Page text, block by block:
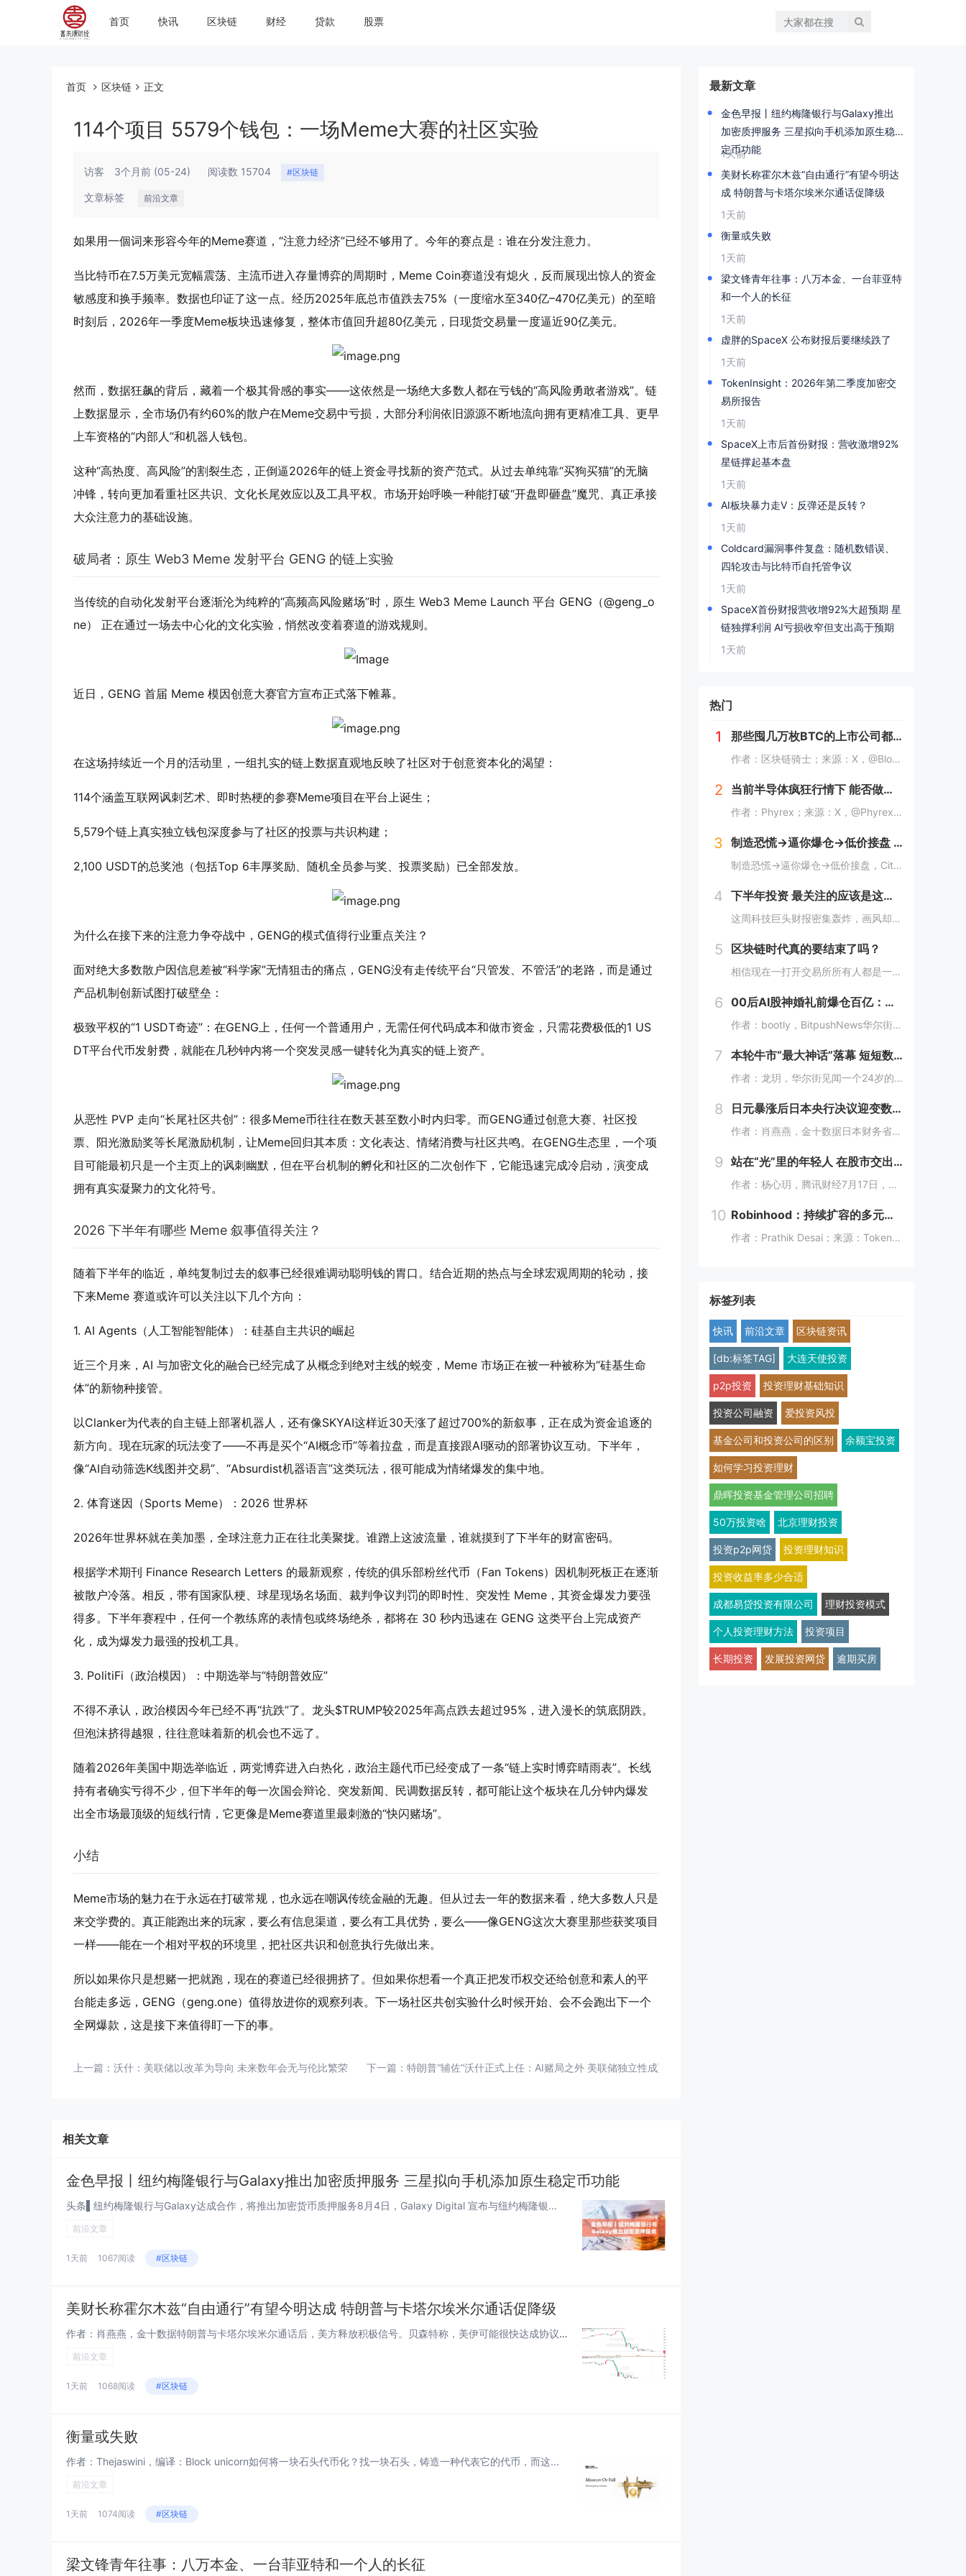
首页 快讯 区块链 财经 贷款 股票
首页 区块链 正文
114个项目 5579个钱包：一场Meme大赛的社区实验
访客 3个月前 (05-24) 阅读数 15704 #区块链
文章标签 前沿文章
如果用一個词来形容今年的Meme赛道，“注意力经济”已经不够用了。今年的赛点是：谁在分发注意力。
当比特币在7.5万美元宽幅震荡、主流币进入存量博弈的周期时，Meme Coin赛道没有熄火，反而展现出惊人的资金
敏感度和换手频率。数据也印证了这一点。经历2025年底总市值跌去75%（一度缩水至340亿–470亿美元）的至暗
时刻后，2026年一季度Meme板块迅速修复，整体市值回升超80亿美元，日现货交易量一度逼近90亿美元。
然而，数据狂飙的背后，藏着一个极其骨感的事实——这依然是一场绝大多数人都在亏钱的“高风险勇敢者游戏”。链
上数据显示，全市场仍有约60%的散户在Meme交易中亏损，大部分利润依旧源源不断地流向拥有更精准工具、更早
上车资格的“内部人”和机器人钱包。
这种“高热度、高风险”的割裂生态，正倒逼2026年的链上资金寻找新的资产范式。从过去单纯靠“买狗买猫”的无脑
冲锋，转向更加看重社区共识、文化长尾效应以及工具平权。市场开始呼唤一种能打破“开盘即砸盘”魔咒、真正承接
大众注意力的基础设施。
破局者：原生 Web3 Meme 发射平台 GENG 的链上实验
当传统的自动化发射平台逐渐沦为纯粹的“高频高风险赌场”时，原生 Web3 Meme Launch 平台 GENG（@geng_o
ne） 正在通过一场去中心化的文化实验，悄然改变着赛道的游戏规则。
近日，GENG 首届 Meme 模因创意大赛官方宣布正式落下帷幕。
在这场持续近一个月的活动里，一组扎实的链上数据直观地反映了社区对于创意资本化的渴望：
114个涵盖互联网讽刺艺术、即时热梗的参赛Meme项目在平台上诞生；
5,579个链上真实独立钱包深度参与了社区的投票与共识构建；
2,100 USDT的总奖池（包括Top 6丰厚奖励、随机全员参与奖、投票奖励）已全部发放。
为什么在接下来的注意力争夺战中，GENG的模式值得行业重点关注？
面对绝大多数散户因信息差被“科学家”无情狙击的痛点，GENG没有走传统平台“只管发、不管活”的老路，而是通过
产品机制创新试图打破壁垒：
极致平权的“1 USDT奇迹”：在GENG上，任何一个普通用户，无需任何代码成本和做市资金，只需花费极低的1 US
DT平台代币发射费，就能在几秒钟内将一个突发灵感一键转化为真实的链上资产。
从恶性 PVP 走向“长尾社区共创”：很多Meme币往往在数天甚至数小时内归零。而GENG通过创意大赛、社区投
票、阳光激励奖等长尾激励机制，让Meme回归其本质：文化表达、情绪消费与社区共鸣。在GENG生态里，一个项
目可能最初只是一个主页上的讽刺幽默，但在平台机制的孵化和社区的二次创作下，它能迅速完成冷启动，演变成
拥有真实凝聚力的文化符号。
2026 下半年有哪些 Meme 叙事值得关注？
随着下半年的临近，单纯复制过去的叙事已经很难调动聪明钱的胃口。结合近期的热点与全球宏观周期的轮动，接
下来Meme 赛道或许可以关注以下几个方向：
1. AI Agents（人工智能智能体）：硅基自主共识的崛起
近三个月来，AI 与加密文化的融合已经完成了从概念到绝对主线的蜕变，Meme 市场正在被一种被称为“硅基生命
体”的新物种接管。
以Clanker为代表的自主链上部署机器人，还有像SKYAI这样近30天涨了超过700%的新叙事，正在成为资金追逐的
新方向。现在玩家的玩法变了——不再是买个“AI概念币”等着拉盘，而是直接跟AI驱动的部署协议互动。下半年，
像“AI自动筛选K线图并交易”、“Absurdist机器语言”这类玩法，很可能成为情绪爆发的集中地。
2. 体育迷因（Sports Meme）：2026 世界杯
2026年世界杯就在美加墨，全球注意力正在往北美聚拢。谁蹭上这波流量，谁就摸到了下半年的财富密码。
根据学术期刊 Finance Research Letters 的最新观察，传统的俱乐部粉丝代币（Fan Tokens）因机制死板正在逐渐
被散户冷落。相反，带有国家队梗、球星现场名场面、裁判争议判罚的即时性、突发性 Meme，其资金爆发力要强
得多。下半年赛程中，任何一个教练席的表情包或终场绝杀，都将在 30 秒内迅速在 GENG 这类平台上完成资产
化，成为爆发力最强的投机工具。
3. PolitiFi（政治模因）：中期选举与“特朗普效应”
不得不承认，政治模因今年已经不再“抗跌”了。龙头$TRUMP较2025年高点跌去超过95%，进入漫长的筑底阴跌。
但泡沫挤得越狠，往往意味着新的机会也不远了。
随着2026年美国中期选举临近，两党博弈进入白热化，政治主题代币已经变成了一条“链上实时博弈晴雨表”。长线
持有者确实亏得不少，但下半年的每一次国会辩论、突发新闻、民调数据反转，都可能让这个板块在几分钟内爆发
出全市场最顶级的短线行情，它更像是Meme赛道里最刺激的“快闪赌场”。
小结
Meme市场的魅力在于永远在打破常规，也永远在嘲讽传统金融的无趣。但从过去一年的数据来看，绝大多数人只是
来交学费的。真正能跑出来的玩家，要么有信息渠道，要么有工具优势，要么——像GENG这次大赛里那些获奖项目
一样——能在一个相对平权的环境里，把社区共识和创意执行先做出来。
所以如果你只是想赌一把就跑，现在的赛道已经很拥挤了。但如果你想看一个真正把发币权交还给创意和素人的平
台能走多远，GENG（geng.one）值得放进你的观察列表。下一场社区共创实验什么时候开始、会不会跑出下一个
全网爆款，这是接下来值得盯一下的事。
上一篇： 沃什：美联储以改革为导向 未来数年会无与伦比繁荣 下一篇： 特朗普“辅佐”沃什正式上任：AI赌局之外 美联储独立性成更紧要的战争
相关文章
金色早报丨纽约梅隆银行与Galaxy推出加密质押服务 三星拟向手机添加原生稳定币功能
头条▌纽约梅隆银行与Galaxy达成合作，将推出加密货币质押服务8月4日，Galaxy Digital 宣布与纽约梅隆银...
前沿文章
1天前 1067阅读 #区块链
美财长称霍尔木兹“自由通行”有望今明达成 特朗普与卡塔尔埃米尔通话促降级
作者：肖燕燕，金十数据特朗普与卡塔尔埃米尔通话后，美方释放积极信号。贝森特称，美伊可能很快达成协议，开放霍尔木兹海峡并恢...
前沿文章
1天前 1068阅读 #区块链
衡量或失败
作者：Thejaswini，编译：Block unicorn如何将一块石头代币化？找一块石头，铸造一种代表它的代币，而这...
前沿文章
1天前 1074阅读 #区块链
梁文锋青年往事：八万本金、一台菲亚特和一个人的长征
最新文章
金色早报丨纽约梅隆银行与Galaxy推出
加密质押服务 三星拟向手机添加原生稳
定币功能
1天前
美财长称霍尔木兹“自由通行”有望今明达
成 特朗普与卡塔尔埃米尔通话促降级
1天前
衡量或失败
1天前
梁文锋青年往事：八万本金、一台菲亚特
和一个人的长征
1天前
虚胖的SpaceX 公布财报后要继续跌了
1天前
TokenInsight：2026年第二季度加密交
易所报告
1天前
SpaceX上市后首份财报：营收激增92%
星链撑起基本盘
1天前
AI板块暴力走V：反弹还是反转？
1天前
Coldcard漏洞事件复盘：随机数错误、
四轮攻击与比特币自托管争议
1天前
SpaceX首份财报营收增92%大超预期 星
链独撑利润 AI亏损收窄但支出高于预期
1天前
热门
1 那些囤几万枚BTC的上市公司都怎么样了？
作者：区块链骑士；来源：X，@BlocKnight21近期高盛的一纸清算通知，让Strategy再次被推上了风口浪尖。7月29日到期的挂钩Strategy股票的结构性债券，每1000美元投资仅能收回约217美元，亏损近80%。而问题出在一个...
2 当前半导体疯狂行情下 能否做空长鑫？
作者：Phyrex；来源：X，@PhyrexNi当前半导体惨烈的情况下，我是不是可以做空长鑫？我个人的看法，当前长鑫的估值已经高到我想开始做空了，但上市初期的筹码结构仍然对空头非常不友好。我个人打算先多观察几天，尤其是过了上市前五个无涨跌幅...
3 制造恐慌→逼你爆仓→低价接盘 Citadel这波操作太秀了
制造恐慌→逼你爆仓→低价接盘，Citadel这波操作太秀了。Citadel这波操作，真的秀。“AI股神”Leopold Aschenbrenner的基金Situational Awareness，上半年回报439%，规模一度冲到450亿美元...
4 下半年投资 最关注的应该是这个数字
这周科技巨头财报密集轰炸，画风却很分裂。微软和亚马逊，云业务全线爆发。AWS二季度营收422亿美元，同比增长37%，是18个季度以来最快；Azure更猛，同比增速43%，全财年首次突破1000亿美元。两家股价财报后都是大涨，亚马逊盘后一度涨...
5 区块链时代真的要结束了吗？
相信现在一打开交易所所有人都是一脸懵，成交额榜80%都是美股，前十里就剩个BTC ETH SOL ，涨幅榜直接没了币的身影，清一色美股。这以前可都是山寨币的位置啊! 现在越来越多变成了股票，AI、机器人、航天这些热门股，涨起来一点也不比山...
6 00后AI股神婚礼前爆仓百亿：一场华尔街精心设计的「猎杀」？
作者：bootly，BitpushNews华尔街不相信眼泪，只相信筹码。2026年7月的最后一周，一个00后年轻人用百亿美金的代价，再次验证了这个道理。故事的主角叫Leopold Aschenbrenner。如果你关注AI圈，可能听过这个名...
7 本轮牛市“最大神话”落幕 短短数周“AI股神”被击溃 Citatdel出手收购全部仓位
作者：龙玥，华尔街见闻一个24岁的年轻人，凭一篇预言AI改变世界的长文，在华尔街募到450亿美元，今年上半年爆赚439%。然而，在近期AI板块大跌的这一个月里，他把两年积累的神话，一口气输了个精光。7月30日，华尔街流出一条消息：一家只有8...
8 日元暴涨后日本央行决议迎变数：干预之后 是否再度加息？
作者：肖燕燕，金十数据日本财务省与央行疑似再次介入外汇市场后，周四日元出现逾两年来最大单日涨幅。日本《日经新闻》报道称，日本政府和日本央行可能采取了汇市干预措施，以遏制日元持续疲软的走势。美国财长贝森特表示，“日本可能在（美东时间）周四早些...
9 站在“光”里的年轻人 在股市交出最贵的学费
作者：杨心玥，腾讯财经7月17日，距离收盘还有两分钟，陈娅躲进了公司的厕所。她把隔间门锁上，盯着手机里一片刺眼的绿色。她咬了咬牙，把账户里“财通四子”、通信ETF全部卖掉。当时，这些基金盘中模拟净值跌幅都接近10%。陈娅是近期重仓光模块的年...
10 Robinhood：持续扩容的多元业务版图
作者：Prathik Desai；来源：TokenDispatch；编译：Shaw，喜来顺财经几周前，我将Robinhood称作一站式金融超市，原因是它能够在同一平台满足美国人的各类金融需求。在之前的文章中，我写道：即便Robinhood新...
标签列表
快讯 前沿文章 区块链资讯
[db:标签TAG] 大连天使投资
p2p投资 投资理财基础知识
投资公司融资 爱投资风投
基金公司和投资公司的区别 余额宝投资
如何学习投资理财
鼎晖投资基金管理公司招聘
50万投资啥 北京理财投资
投资p2p网贷 投资理财知识
投资收益率多少合适
成都易贷投资有限公司 理财投资模式
个人投资理财方法 投资项目
长期投资 发展投资网贷 逾期买房